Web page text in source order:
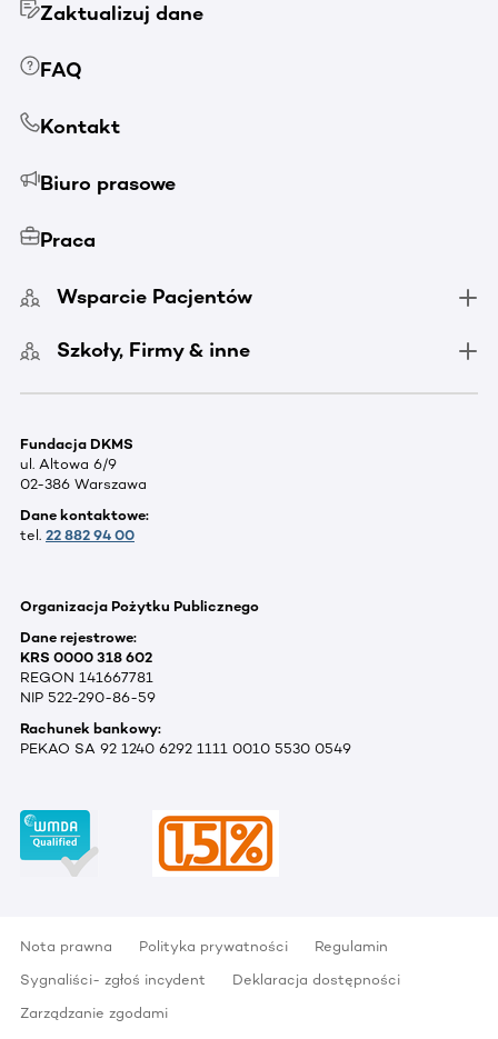
Zaktualizuj dane
FAQ
Kontakt
Biuro prasowe
Praca
Wsparcie Pacjentów
Szkoły, Firmy & inne
Fundacja DKMS
ul. Altowa 6/9
02-386 Warszawa
Dane kontaktowe:
tel. 22 882 94 00
Organizacja Pożytku Publicznego
Dane rejestrowe:
KRS 0000 318 602
REGON 141667781
NIP 522-290-86-59
Rachunek bankowy:
PEKAO SA 92 1240 6292 1111 0010 5530 0549
Nota prawna Polityka prywatności
Regulamin
Sygnaliści- zgłoś incydent
Deklaracja dostępności
Zarządzanie zgodami